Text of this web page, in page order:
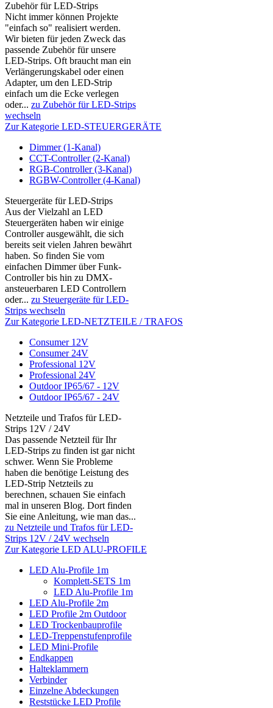
Zubehör für LED-Strips
Nicht immer können Projekte
"einfach so" realisiert werden.
Wir bieten für jeden Zweck das
passende Zubehör für unsere
LED-Strips. Oft braucht man ein
Verlängerungskabel oder einen
Adapter, um den LED-Strip
einfach um die Ecke verlegen
oder... zu Zubehör für LED-Strips
wechseln
Zur Kategorie LED-STEUERGERÄTE
Dimmer (1-Kanal)
CCT-Controller (2-Kanal)
RGB-Controller (3-Kanal)
RGBW-Controller (4-Kanal)
Steuergeräte für LED-Strips
Aus der Vielzahl an LED
Steuergeräten haben wir einige
Controller ausgewählt, die sich
bereits seit vielen Jahren bewährt
haben. So finden Sie vom
einfachen Dimmer über Funk-
Controller bis hin zu DMX-
ansteuerbaren LED Controllern
oder... zu Steuergeräte für LED-
Strips wechseln
Zur Kategorie LED-NETZTEILE / TRAFOS
Consumer 12V
Consumer 24V
Professional 12V
Professional 24V
Outdoor IP65/67 - 12V
Outdoor IP65/67 - 24V
Netzteile und Trafos für LED-
Strips 12V / 24V
Das passende Netzteil für Ihr
LED-Strips zu finden ist gar nicht
schwer. Wenn Sie Probleme
haben die benötige Leistung des
LED-Strip Netzteils zu
berechnen, schauen Sie einfach
mal in unseren Blog. Dort finden
Sie eine Anleitung, wie man das...
zu Netzteile und Trafos für LED-
Strips 12V / 24V wechseln
Zur Kategorie LED ALU-PROFILE
LED Alu-Profile 1m
Komplett-SETS 1m
LED Alu-Profile 1m
LED Alu-Profile 2m
LED Profile 2m Outdoor
LED Trockenbauprofile
LED-Treppenstufenprofile
LED Mini-Profile
Endkappen
Halteklammern
Verbinder
Einzelne Abdeckungen
Reststücke LED Profile